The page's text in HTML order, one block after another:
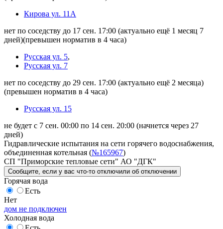
Кирова ул. 11А
нет по соседству до 17 сен. 17:00 (актуально ещё 1 месяц 7
дней)(превышен норматив в 4 часа)
Русская ул. 5,
Русская ул. 7
нет по соседству до 29 сен. 17:00 (актуально ещё 2 месяца)
(превышен норматив в 4 часа)
Русская ул. 15
не будет с 7 сен. 00:00 по 14 сен. 20:00 (начнется через 27
дней)
Гидравлические испытания на сети горячего водоснабжения,
объединенная котельная (№165967)
СП "Приморские тепловые сети" АО "ДГК"
Сообщите , если у вас что-то отключили об отключении
Горячая вода
Есть
Нет
дом не подключен
Холодная вода